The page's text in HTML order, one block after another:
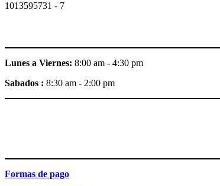
1013595731 - 7
Lunes a Viernes: 8:00 am - 4:30 pm
Sabados : 8:30 am - 2:00 pm
Formas de pago